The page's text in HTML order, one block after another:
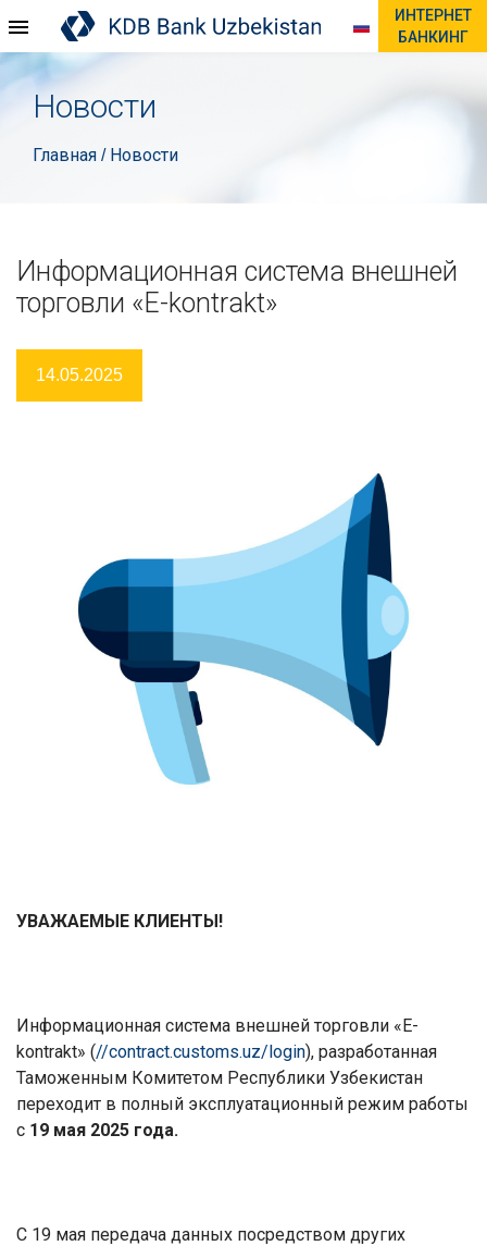
ИНТЕРНЕТ
БАНКИНГ
Новости
Главная / Новости
Информационная система внешней
торговли «E-kontrakt»
14.05.2025
УВАЖАЕМЫЕ КЛИЕНТЫ!
Информационная система внешней торговли «E-
kontrakt» (//contract.customs.uz/login), разработанная
Таможенным Комитетом Республики Узбекистан
переходит в полный эксплуатационный режим работы
с 19 мая 2025 года.
С 19 мая передача данных посредством других